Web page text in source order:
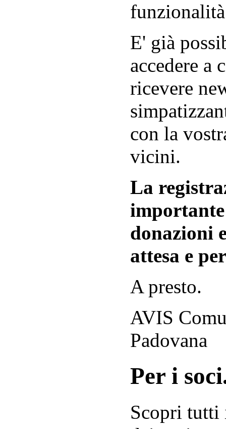
E' già
accedere a
ricevere
con la
vicini.
La
donazioni
attesa e
A presto.
AVIS
Padovana
Per i
Scopri tutti